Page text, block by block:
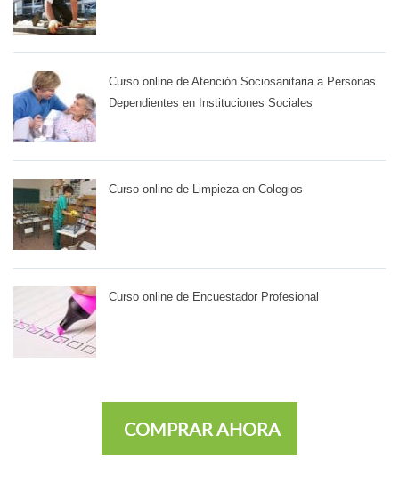
Curso online de Atención Sociosanitaria a Personas
Dependientes en Instituciones Sociales
Curso online de Limpieza en Colegios
Curso online de Encuestador Profesional
COMPRAR AHORA